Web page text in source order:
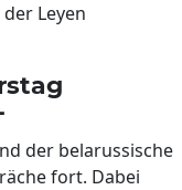
Leyen
der belarussische
fort. Dabei